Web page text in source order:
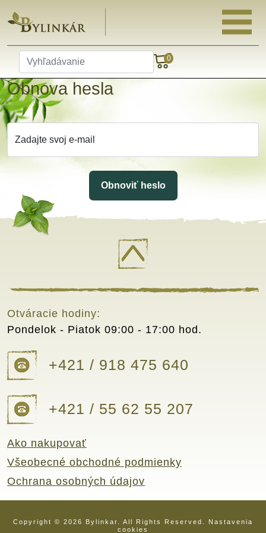
0
Obnova hesla
Zadajte svoj e-mail
Obnoviť heslo
Ako nakupovať
Všeobecné obchodné podmienky
Ochrana osobných údajov
+421 / 918 475 640
+421 / 55 62 55 207
Otváracie hodiny:
Pondelok - Piatok 09:00 - 17:00 hod.
Copyright © 2026 Bylinkar. All Rights Reserved. Nastavenia
cookies